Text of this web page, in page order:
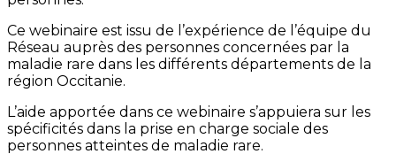
Ce webinaire est issu de l’expérience de l’équipe du
Réseau auprès des personnes concernées par la
maladie rare dans les différents départements de la
région Occitanie.
L’aide apportée dans ce webinaire s’appuiera sur les
spécificités dans la prise en charge sociale des
personnes atteintes de maladie rare.